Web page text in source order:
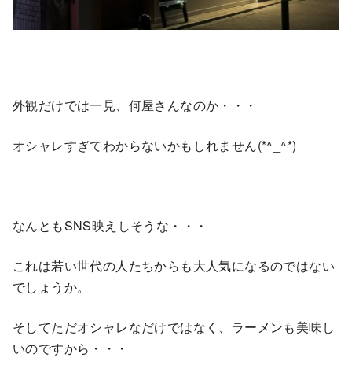
外観だけでは一見、何屋さんなのか・・・
オシャレすぎてわからないかもしれません(*^_^*)
なんともSNS映えしそうな・・・
これは若い世代の人たちからも大人気になるのではない
でしょうか。
そしてただオシャレなだけではなく、ラーメンも美味し
いのですから・・・